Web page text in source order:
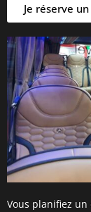
Je réserve
Vous planifiez un